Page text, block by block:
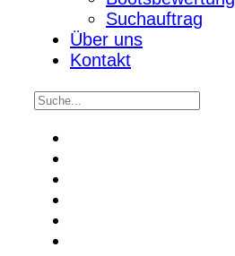
Suchauftrag
Über uns
Kontakt